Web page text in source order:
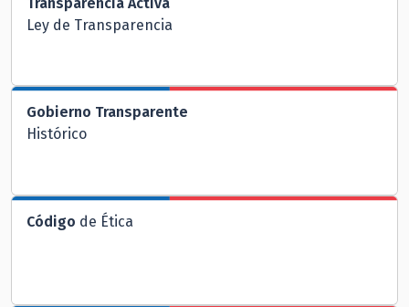
Ley de Transparencia
Gobierno Transparente
Histórico
Código de Ética